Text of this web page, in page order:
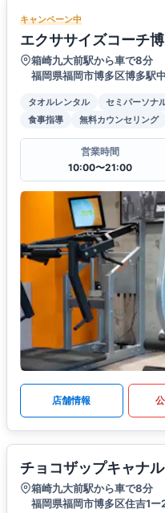
キャンペーン中
エクササイズコーチ
箱崎九大前駅から車で8分
福岡県福岡市博多区博多駅
タオルレンタル セミパーソナ
食事指導
無料カウンセリング
営業時間
10:00〜21:00
店舗情報
チョコザップキャナ
箱崎九大前駅から車で8分
福岡県福岡市博多区住吉1